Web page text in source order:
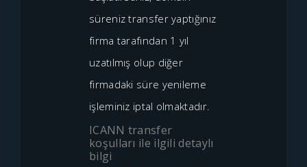
süreniz transfer yaptığınız
firma tarafından 1 yıl
uzatılmış olup diğer
firmadaki süre yenileme
işleminiz iptal olmaktadır.
ICANN transfer
koşulları ile ilgili detaylı
bilgi